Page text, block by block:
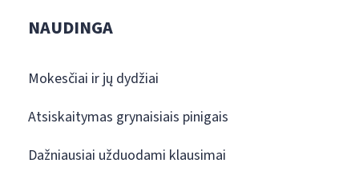
NAUDINGA
Mokesčiai ir jų dydžiai
Atsiskaitymas grynaisiais pinigais
Dažniausiai užduodami klausimai